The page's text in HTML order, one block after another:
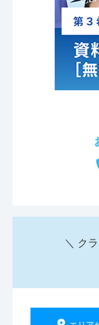
＼ ク